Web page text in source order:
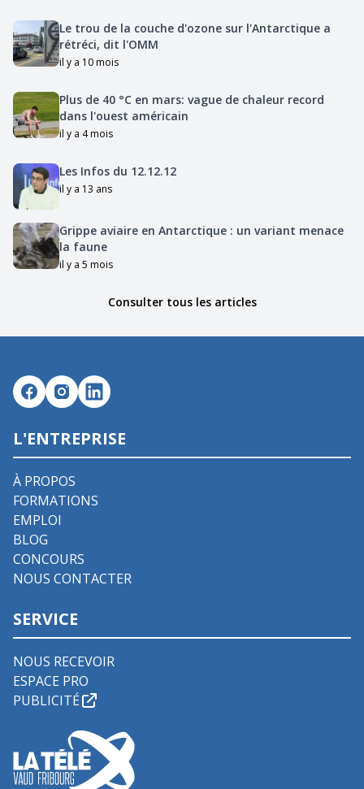
Le trou de la couche d'ozone sur l'Antarctique a
rétréci, dit l'OMM
il y a 10 mois
Plus de 40 °C en mars: vague de chaleur record
dans l'ouest américain
il y a 4 mois
Les Infos du 12.12.12
il y a 13 ans
Grippe aviaire en Antarctique : un variant menace
la faune
il y a 5 mois
Consulter tous les articles
L'ENTREPRISE
À PROPOS
FORMATIONS
EMPLOI
BLOG
CONCOURS
NOUS CONTACTER
SERVICE
NOUS RECEVOIR
ESPACE PRO
PUBLICITÉ